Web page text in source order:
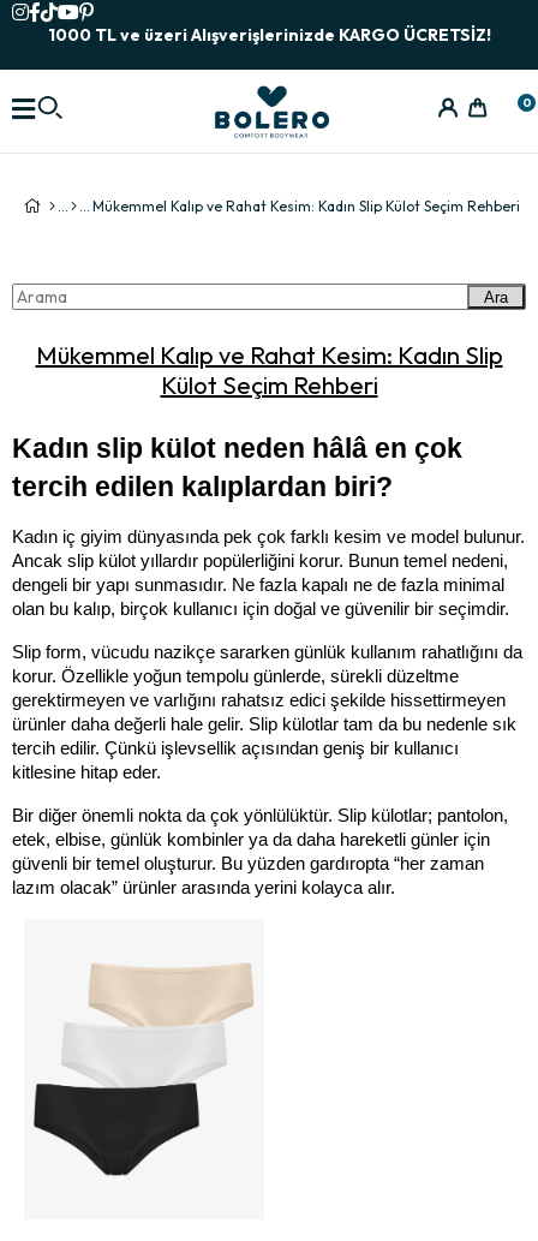
1000 TL ve üzeri Alışverişlerinizde KARGO ÜCRETSİZ!
0
Mükemmel Kalıp ve Rahat Kesim: Kadın Slip Külot Seçim Rehberi
Ara
Mükemmel Kalıp ve Rahat Kesim: Kadın Slip
Külot Seçim Rehberi
Kadın slip külot neden hâlâ en çok
tercih edilen kalıplardan biri?
Kadın iç giyim dünyasında pek çok farklı kesim ve model bulunur.
Ancak slip külot yıllardır popülerliğini korur. Bunun temel nedeni,
dengeli bir yapı sunmasıdır. Ne fazla kapalı ne de fazla minimal
olan bu kalıp, birçok kullanıcı için doğal ve güvenilir bir seçimdir.
Slip form, vücudu nazikçe sararken günlük kullanım rahatlığını da
korur. Özellikle yoğun tempolu günlerde, sürekli düzeltme
gerektirmeyen ve varlığını rahatsız edici şekilde hissettirmeyen
ürünler daha değerli hale gelir. Slip külotlar tam da bu nedenle sık
tercih edilir. Çünkü işlevsellik açısından geniş bir kullanıcı
kitlesine hitap eder.
Bir diğer önemli nokta da çok yönlülüktür. Slip külotlar; pantolon,
etek, elbise, günlük kombinler ya da daha hareketli günler için
güvenli bir temel oluşturur. Bu yüzden gardıropta “her zaman
lazım olacak” ürünler arasında yerini kolayca alır.